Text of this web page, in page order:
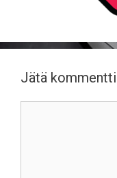
Jätä kommentti